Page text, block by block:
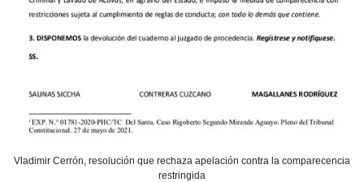
Vladimir Cerrón, resolución que rechaza apelación contra la comparecencia
restringida